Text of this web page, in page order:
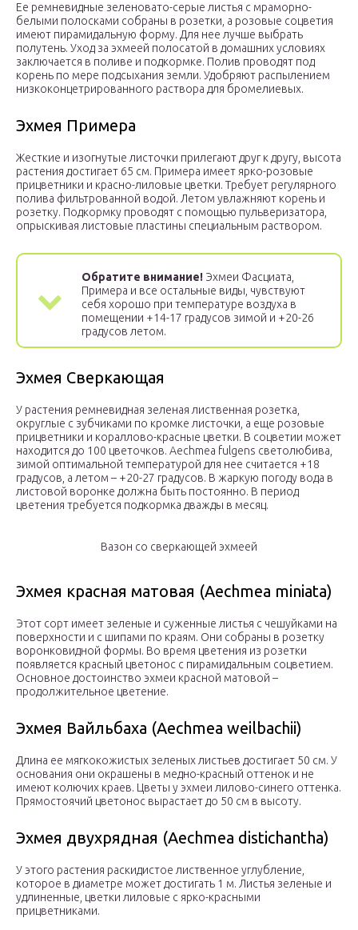
Ее ремневидные зеленовато-серые листья с мраморно-
белыми полосками собраны в розетки, а розовые соцветия
имеют пирамидальную форму. Для нее лучше выбрать
полутень. Уход за эхмеей полосатой в домашних условиях
заключается в поливе и подкормке. Полив проводят под
корень по мере подсыхания земли. Удобряют распылением
низкоконцетрированного раствора для бромелиевых.
Эхмея Примера
Жесткие и изогнутые листочки прилегают друг к другу, высота
растения достигает 65 см. Примера имеет ярко-розовые
прицветники и красно-лиловые цветки. Требует регулярного
полива фильтрованной водой. Летом увлажняют корень и
розетку. Подкормку проводят с помощью пульверизатора,
опрыскивая листовые пластины специальным раствором.
Обратите внимание! Эхмеи Фасциата,
Примера и все остальные виды, чувствуют
себя хорошо при температуре воздуха в
помещении +14-17 градусов зимой и +20-26
градусов летом.
Эхмея Сверкающая
У растения ремневидная зеленая лиственная розетка,
округлые с зубчиками по кромке листочки, а еще розовые
прицветники и кораллово-красные цветки. В соцветии может
находится до 100 цветочков. Aechmea fulgens светолюбива,
зимой оптимальной температурой для нее считается +18
градусов, а летом – +20-27 градусов. В жаркую погоду вода в
листовой воронке должна быть постоянно. В период
цветения требуется подкормка дважды в месяц.
Вазон со сверкающей эхмеей
Эхмея красная матовая (Aechmea miniata)
Этот сорт имеет зеленые и суженные листья с чешуйками на
поверхности и с шипами по краям. Они собраны в розетку
воронковидной формы. Во время цветения из розетки
появляется красный цветонос с пирамидальным соцветием.
Основное достоинство эхмеи красной матовой –
продолжительное цветение.
Эхмея Вайльбаха (Aechmea weilbachii)
Длина ее мягкокожистых зеленых листьев достигает 50 см. У
основания они окрашены в медно-красный оттенок и не
имеют колючих краев. Цветы у эхмеи лилово-синего оттенка.
Прямостоячий цветонос вырастает до 50 см в высоту.
Эхмея двухрядная (Aechmea distichantha)
У этого растения раскидистое лиственное углубление,
которое в диаметре может достигать 1 м. Листья зеленые и
удлиненные, цветки лиловые с ярко-красными
прицветниками.